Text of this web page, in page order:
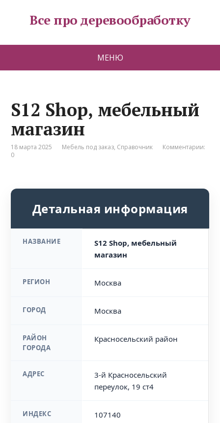
Все про деревообработку
МЕНЮ
S12 Shop, мебельный
магазин
18 марта 2025 Мебель под заказ, Справочник
Комментарии:
0
Детальная информация
НАЗВАНИЕ
S12 Shop, мебельный
магазин
РЕГИОН Москва
ГОРОД Москва
РАЙОН
ГОРОДА
Красносельский район
АДРЕС
3-й Красносельский
переулок, 19 ст4
ИНДЕКС 107140